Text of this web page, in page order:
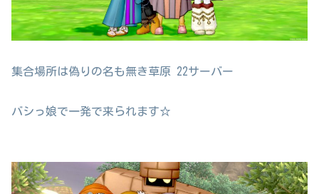
集合場所は偽りの名も無き草原 22サーバー
バシっ娘で一発で来られます☆